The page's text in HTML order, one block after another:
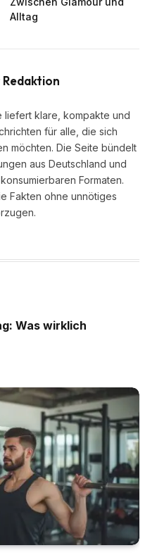
Alltag
liefert klare, kompakte und
für alle, die sich
möchten. Die Seite bündelt
aus Deutschland und
Formaten.
Fakten ohne unnötiges
Was wirklich